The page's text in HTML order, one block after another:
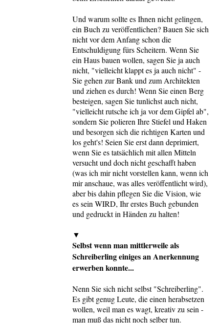
Und warum sollte es Ihnen nicht gelingen,
ein Buch zu veröffentlichen? Bauen Sie sich
nicht vor dem Anfang schon die
Entschuldigung fürs Scheitern. Wenn Sie
ein Haus bauen wollen, sagen Sie ja auch
nicht, "vielleicht klappt es ja auch nicht" -
Sie gehen zur Bank und zum Architekten
und ziehen es durch! Wenn Sie einen Berg
besteigen, sagen Sie tunlichst auch nicht,
"vielleicht rutsche ich ja vor dem Gipfel ab",
sondern Sie polieren Ihre Stiefel und Haken
und besorgen sich die richtigen Karten und
los geht's! Seien Sie erst dann deprimiert,
wenn Sie es tatsächlich mit allen Mitteln
versucht und doch nicht geschafft haben
(was ich mir nicht vorstellen kann, wenn ich
mir anschaue, was alles veröffentlicht wird),
aber bis dahin pflegen Sie die Vision, wie
es sein WIRD, Ihr erstes Buch gebunden
und gedruckt in Händen zu halten!
▼
Selbst wenn man mittlerweile als
Schreiberling einiges an Anerkennung
erwerben konnte...
Nenn Sie sich nicht selbst "Schreiberling".
Es gibt genug Leute, die einen herabsetzen
wollen, weil man es wagt, kreativ zu sein -
man muß das nicht noch selber tun.